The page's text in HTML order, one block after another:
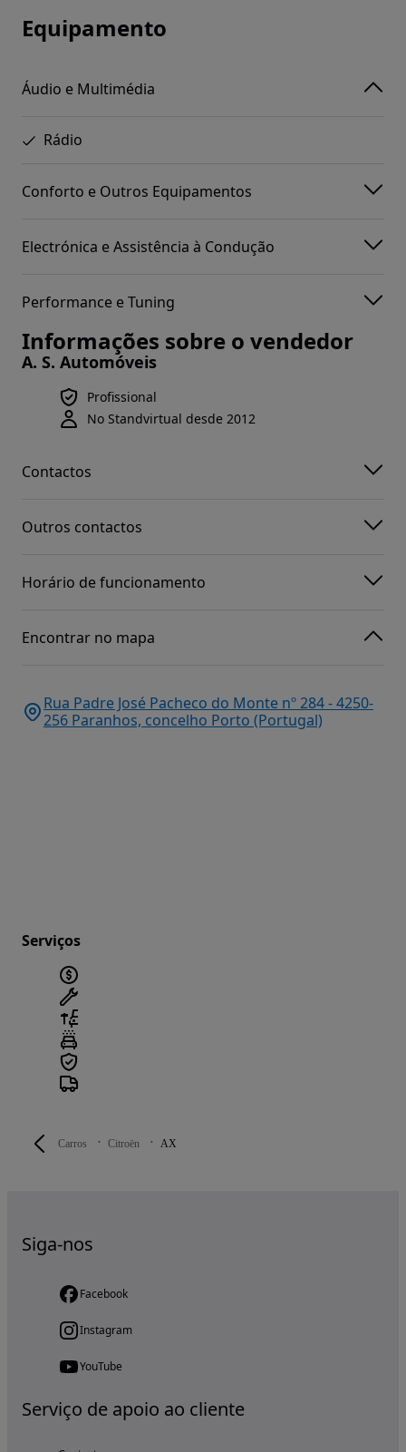
Carros Citroën AX
Equipamento
Áudio e Multimédia
Rádio
Conforto e Outros Equipamentos
Electrónica e Assistência à Condução
Performance e Tuning
Informações sobre o vendedor
A. S. Automóveis
Profissional
No Standvirtual desde 2012
Contactos
Outros contactos
Horário de funcionamento
Encontrar no mapa
Rua Padre José Pacheco do Monte nº 284 - 4250-
256 Paranhos, concelho Porto (Portugal)
Serviços
Siga-nos
Facebook
Instagram
YouTube
Serviço de apoio ao cliente